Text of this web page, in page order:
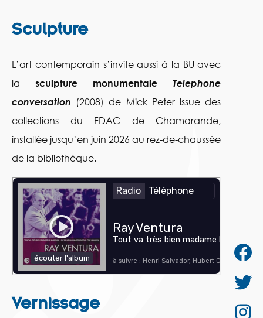
Sculpture
L’art contemporain s’invite aussi à la BU avec
lasculpture monumentaleTelephone
conversation (2008) de Mick Peter issue des
collections du FDAC de Chamarande,
installée jusqu’en juin 2026 au rez-de-chaussée
de la bibliothèque.
Vernissage